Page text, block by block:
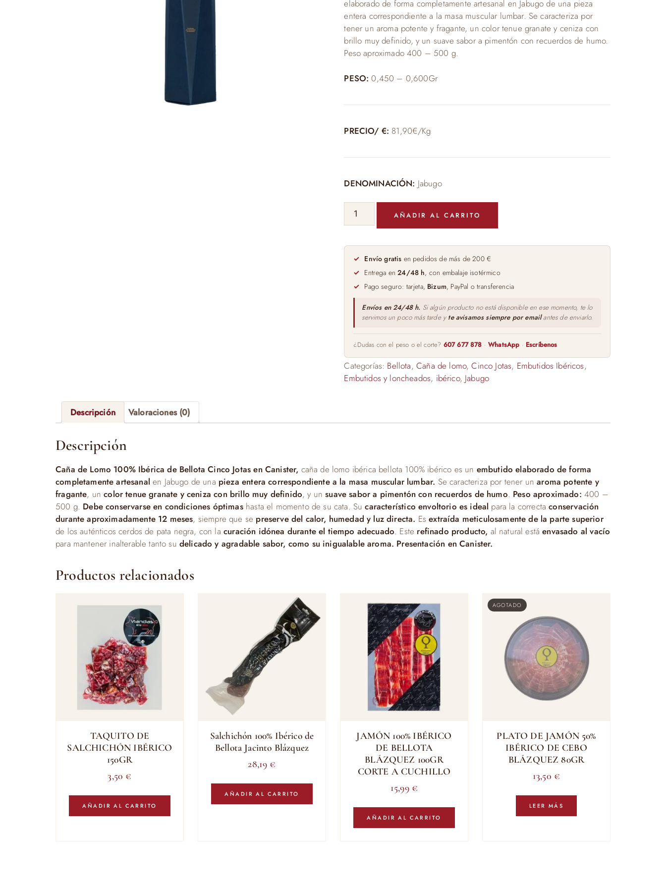
elaborado de forma completamente artesanal en Jabugo de una pieza
entera correspondiente a la masa muscular lumbar. Se caracteriza por
tener un aroma potente y fragante, un color tenue granate y ceniza con
brillo muy definido, y un suave sabor a pimentón con recuerdos de humo.
Peso aproximado 400 – 500 g.
PESO:0,450 – 0,600Gr
PRECIO/ €: 81,90€/Kg
DENOMINACIÓN: Jabugo
CAÑA
100%
IBERICA
BELLOTA
JOTAS
CANISTER
cantidad
AÑADIR AL CARRITO
Envío gratis en pedidos de más de 200 €
Entrega en24/48 h, con embalaje isotérmico
Pago seguro: tarjeta, Bizum, PayPal o transferencia
Envíos en 24/48 h. Si algún producto no está disponible en ese momento, te lo
servimos un poco más tarde y te avisamos siempre por emailantes de enviarlo.
¿Dudas con el peso o el corte? 607 677 878 ·WhatsApp · Escríbenos
Categorías: Bellota, Caña de lomo,Cinco Jotas, Embutidos Ibéricos,
Embutidos y loncheados, ibérico, Jabugo
Descripción Valoraciones (0)
Descripción
Caña de Lomo 100% Ibérica de Bellota Cinco Jotas en Canister, caña de lomo ibérica bellota 100% ibérico es un embutido elaborado de forma
completamente artesanal en Jabugo de una pieza entera correspondiente a la masa muscular lumbar. Se caracteriza por tener unaroma potente y
fragante, uncolor tenue granate y ceniza con brillo muy definido, y un suave sabor a pimentón con recuerdos de humo. Peso aproximado: 400 –
500 g. Debe conservarse en condiciones óptimashasta el momento de su cata. Sucaracterístico envoltorio es ideal para la correctaconservación
durante aproximadamente 12 meses, siempre que se preserve del calor, humedad y luz directa. Esextraída meticulosamente de la parte superior
de los auténticos cerdos de pata negra, con la curación idónea durante el tiempo adecuado. Este refinado producto, al natural estáenvasado al vacío
para mantener inalterable tanto su delicado y agradable sabor, como su inigualable aroma. Presentación en Canister.
Productos relacionados
TAQUITO DE
SALCHICHÓN IBÉRICO
150GR
3,50 €
AÑADIR AL CARRITO
Salchichón 100% Ibérico de
Bellota Jacinto Blázquez
28,19 €
AÑADIR AL CARRITO
JAMÓN 100% IBÉRICO
DE BELLOTA
BLÁZQUEZ 100GR
CORTE A CUCHILLO
15,99 €
AÑADIR AL CARRITO
AGOTADO
PLATO DE JAMÓN 50%
IBÉRICO DE CEBO
BLÁZQUEZ 80GR
13,50 €
LEER MÁS